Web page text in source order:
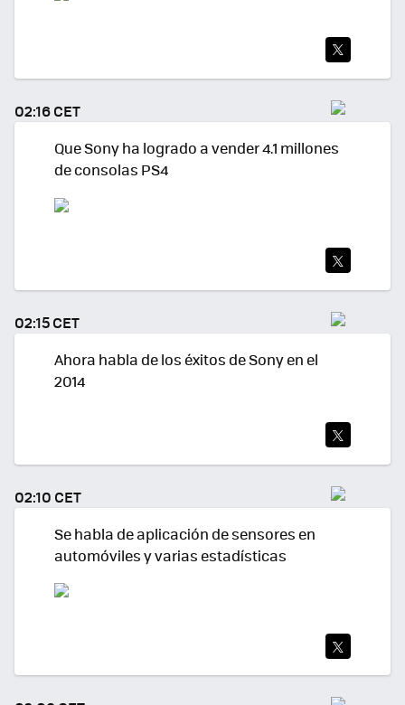
TEA
R
02:16 CET
Que Sony ha logrado a vender 4.1 millones
de consolas PS4
TEA
R
02:15 CET
Ahora habla de los éxitos de Sony en el
2014
TEA
R
02:10 CET
Se habla de aplicación de sensores en
automóviles y varias estadísticas
TWI
TEA